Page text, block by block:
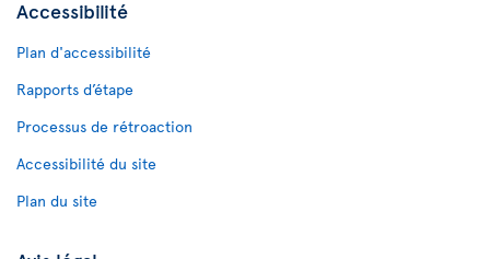
Accessibilité
Plan d'accessibilité
Rapports d’étape
Processus de rétroaction
Accessibilité du site
Plan du site